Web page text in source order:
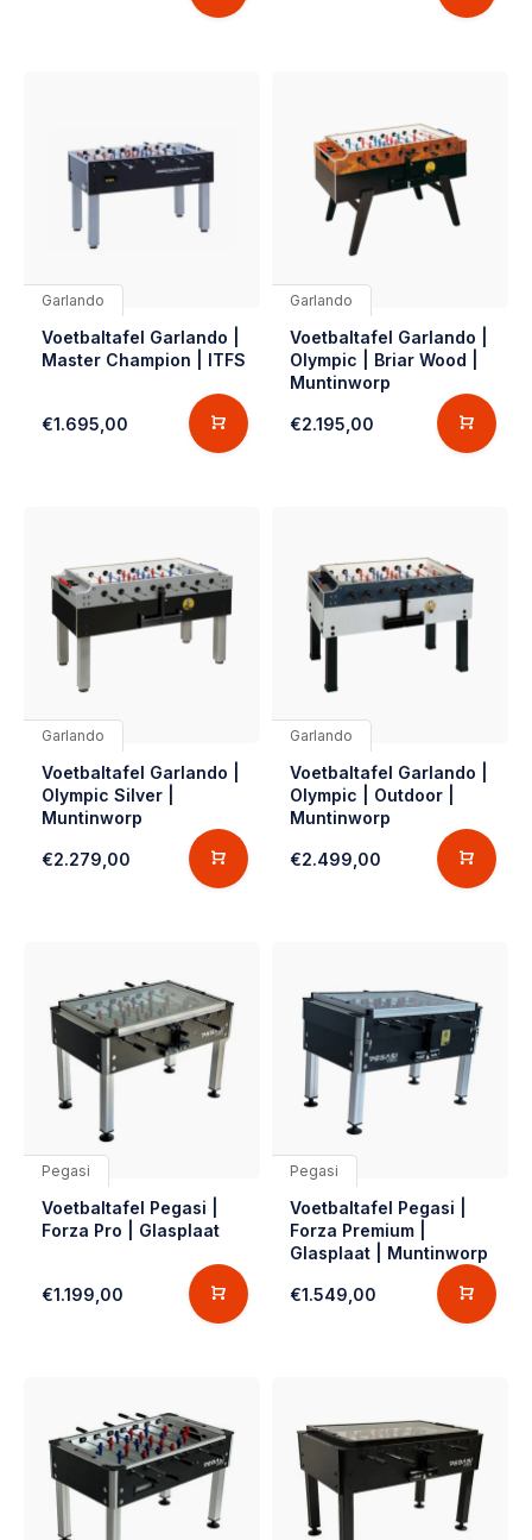
Garlando
Voetbaltafel Garlando |
Master Champion | ITFS
€1.695,00
Garlando
Voetbaltafel Garlando |
Olympic | Briar Wood |
Muntinworp
€2.195,00
Garlando
Voetbaltafel Garlando |
Olympic Silver |
Muntinworp
€2.279,00
Garlando
Voetbaltafel Garlando |
Olympic | Outdoor |
Muntinworp
€2.499,00
Pegasi
Voetbaltafel Pegasi |
Forza Pro | Glasplaat
€1.199,00
Pegasi
Voetbaltafel Pegasi |
Forza Premium |
Glasplaat | Muntinworp
€1.549,00